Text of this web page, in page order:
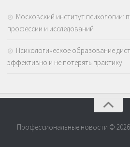
Московский институт психологии:
профессии и исследований
Психологическое образование
эффективно и не потерять практику
Профессиональные новости ©